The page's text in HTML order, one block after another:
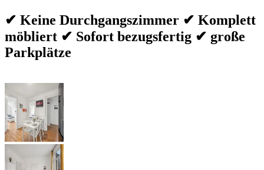
✔ Keine Durchgangszimmer ✔ Komplett
möbliert ✔ Sofort bezugsfertig ✔ große
Parkplätze